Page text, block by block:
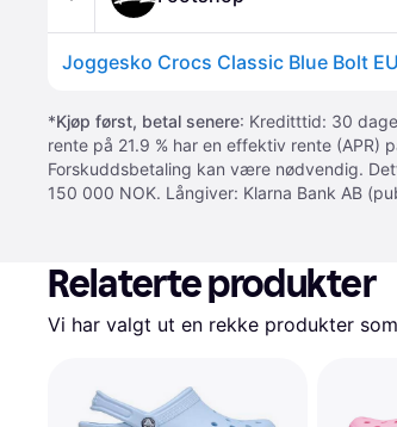
Joggesko Crocs Classic Blue Bolt
*Kjøp først, betal senere: Kreditttid: 30
rente på 21.9 % har en effektiv rente (APR)
Forskuddsbetaling kan være nødvendig.
150 000 NOK. Långiver: Klarna Bank AB
Relaterte produkter
Vi har valgt ut en rekke produkter